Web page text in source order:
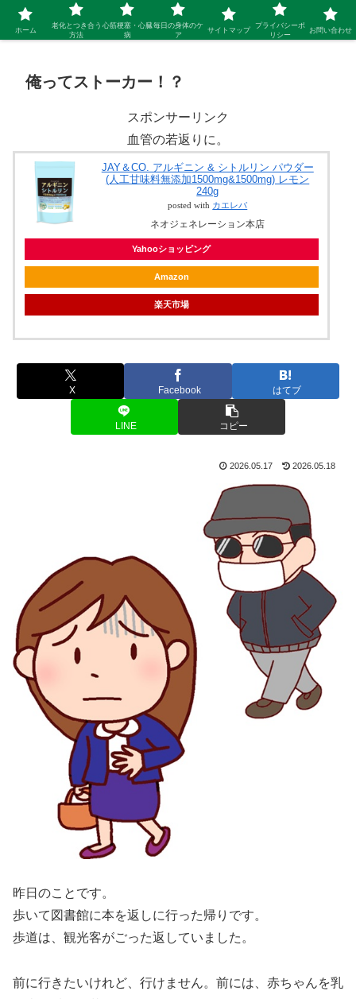
シニア 新しい人生を開拓するブログ
俺ってストーカー！？
スポンサーリンク
血管の若返りに。
JAY＆CO. アルギニン & シトルリン パウダー
(人工甘味料無添加1500mg&1500mg) レモン
240g
posted with カエレバ
ネオジェネレーション本店
Yahooショッピング
Amazon
楽天市場
X Facebook はてブ
LINE コピー
2026.05.17 2026.05.18
昨日のことです。
歩いて図書館に本を返しに行った帰りです。
歩道は、観光客がごった返していました。
前に行きたいけれど、行けません。前には、赤ちゃんを乳
ホーム
老化とつき合う
方法
心筋梗塞・心臓
病
毎日の身体のケ
ア
サイトマップ
プライバシーポ
リシー
お問い合わせ